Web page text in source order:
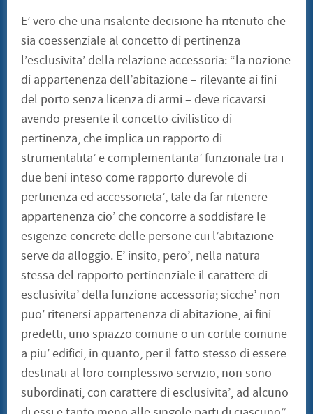
E’ vero che una risalente decisione ha ritenuto che
sia coessenziale al concetto di pertinenza
l’esclusivita’ della relazione accessoria: “la nozione
di appartenenza dell’abitazione – rilevante ai fini
del porto senza licenza di armi – deve ricavarsi
avendo presente il concetto civilistico di
pertinenza, che implica un rapporto di
strumentalita’ e complementarita’ funzionale tra i
due beni inteso come rapporto durevole di
pertinenza ed accessorieta’, tale da far ritenere
appartenenza cio’ che concorre a soddisfare le
esigenze concrete delle persone cui l’abitazione
serve da alloggio. E’ insito, pero’, nella natura
stessa del rapporto pertinenziale il carattere di
esclusivita’ della funzione accessoria; sicche’ non
puo’ ritenersi appartenenza di abitazione, ai fini
predetti, uno spiazzo comune o un cortile comune
a piu’ edifici, in quanto, per il fatto stesso di essere
destinati al loro complessivo servizio, non sono
subordinati, con carattere di esclusivita’, ad alcuno